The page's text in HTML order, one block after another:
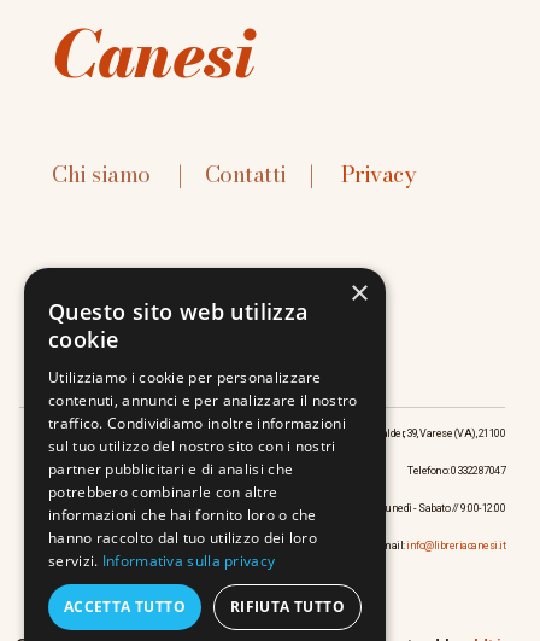
Canesi
Chi siamo | Contatti | Privacy
Contatti:
Località: Via Giuseppe Vincenzo Walder, 39, Varese (VA), 21100
Telefono: 0332287047
Orari: Lunedì - Sabato // 9:00-12:00
Email:info@libreriacanesi.it
×
Questo sito web utilizza
cookie
Utilizziamo i cookie per personalizzare
contenuti, annunci e per analizzare il nostro
traffico. Condividiamo inoltre informazioni
sul tuo utilizzo del nostro sito con i nostri
partner pubblicitari e di analisi che
potrebbero combinarle con altre
informazioni che hai fornito loro o che
hanno raccolto dal tuo utilizzo dei loro
servizi. Informativa sulla privacy
ACCETTA TUTTO RIFIUTA TUTTO